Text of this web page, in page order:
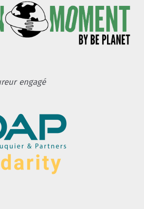
engagé